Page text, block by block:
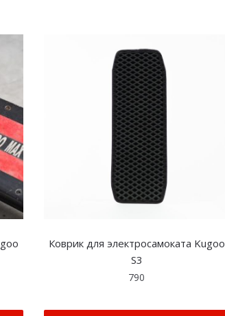
Коврик для электросамоката Kugoo
S3
790